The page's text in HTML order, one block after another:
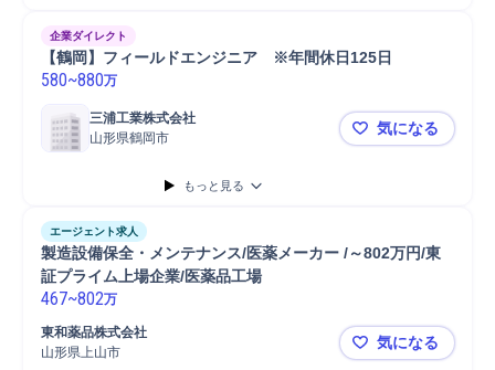
企業ダイレクト
【鶴岡】フィールドエンジニア　※年間休日125日
580~880万
三浦工業株式会社
山形県鶴岡市
【鶴岡】フ
気になる
もっと見る
エージェント求人
製造設備保全・メンテナンス/医薬メーカー /～802万円/東
証プライム上場企業/医薬品工場
467~802万
東和薬品株式会社
山形県上山市
製造設備保
気になる